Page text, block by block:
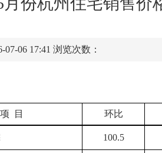
07-06 17:41 浏览次数：
项 目 环比
100.5